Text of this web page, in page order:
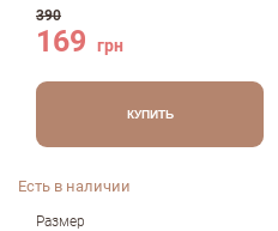
390
169 грн
КУПИТЬ
Есть в наличии
Размер